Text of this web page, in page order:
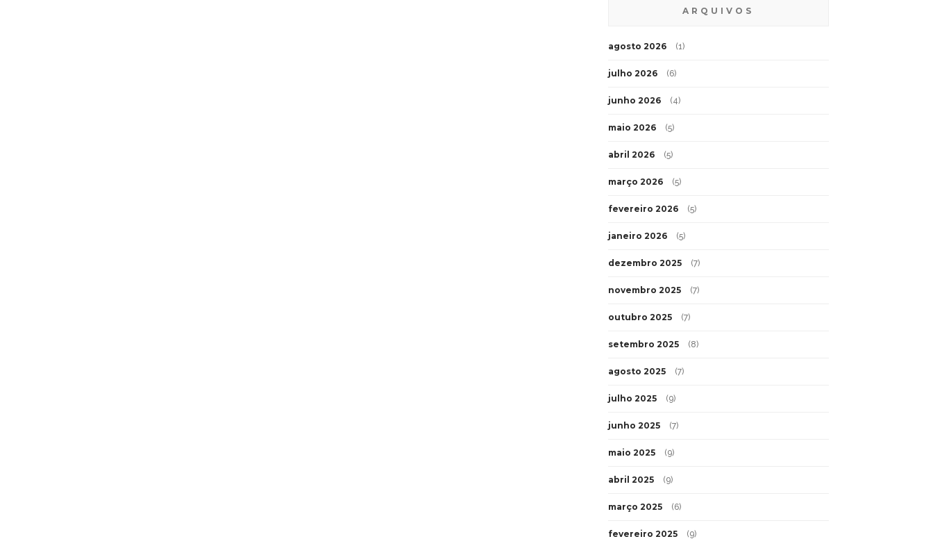
ARQUIVOS
agosto 2026 (1)
julho 2026 (6)
junho 2026 (4)
maio 2026 (5)
abril 2026 (5)
março 2026 (5)
fevereiro 2026 (5)
janeiro 2026 (5)
dezembro 2025 (7)
novembro 2025 (7)
outubro 2025 (7)
setembro 2025 (8)
agosto 2025 (7)
julho 2025 (9)
junho 2025 (7)
maio 2025 (9)
abril 2025 (9)
março 2025 (6)
fevereiro 2025 (9)